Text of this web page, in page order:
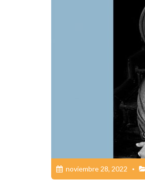
noviembre 28, 2022